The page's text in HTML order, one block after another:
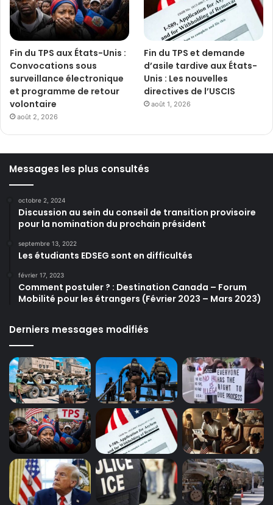
Fin du TPS aux États-Unis :
Convocations sous
surveillance électronique
et programme de retour
volontaire
août 2, 2026
Fin du TPS et demande
d’asile tardive aux États-
Unis : Les nouvelles
directives de l’USCIS
août 1, 2026
Messages les plus consultés
octobre 2, 2024
Discussion au sein du conseil de transition provisoire
pour la nomination du prochain président
septembre 13, 2022
Les étudiants EDSEG sont en difficultés
février 17, 2023
Comment postuler ? : Destination Canada – Forum
Mobilité pour les étrangers (Février 2023 – Mars 2023)
Derniers messages modifiés